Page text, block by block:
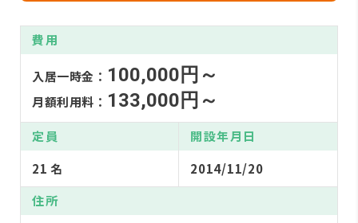
費用
入居一時金： 100,000円～
月額利用料： 133,000円～
定員
21 名
開設年月日
2014/11/20
住所